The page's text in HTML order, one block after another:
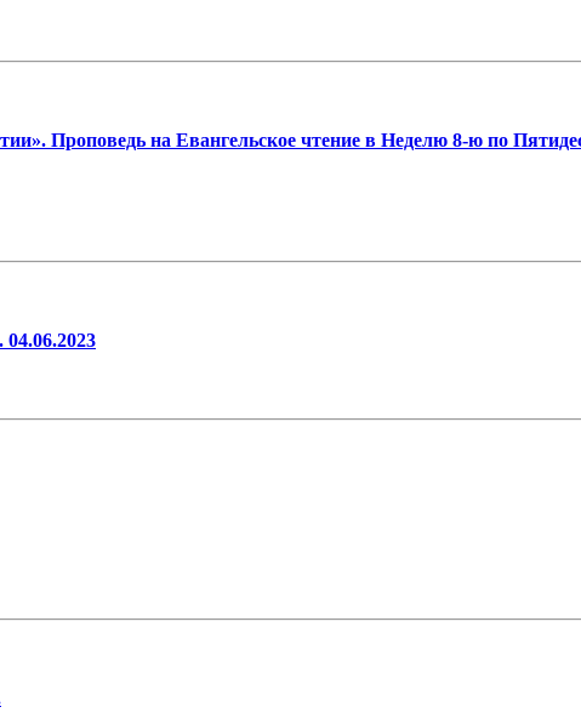
Проповедь на Евангельское чтение в Неделю 8-ю по